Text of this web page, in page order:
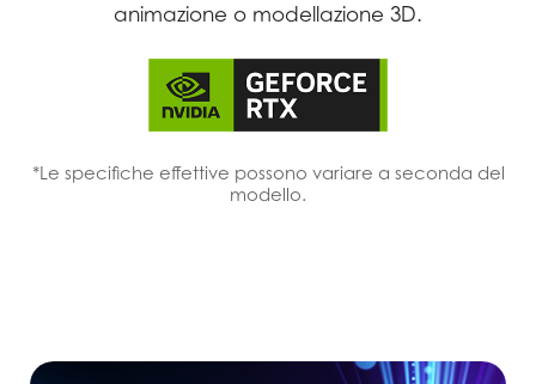
animazione o modellazione 3D.
*Le specifiche effettive possono variare a seconda del
modello.